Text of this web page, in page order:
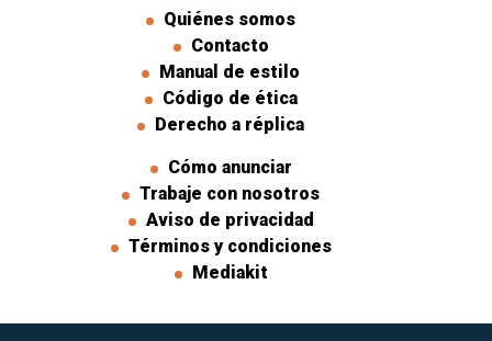
Quiénes somos
Contacto
Manual de estilo
Código de ética
Derecho a réplica
Cómo anunciar
Trabaje con nosotros
Aviso de privacidad
Términos y condiciones
Mediakit